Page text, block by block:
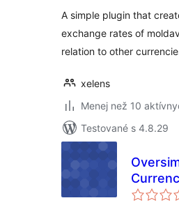
A simple plugin that
exchange rates of
relation to other
xelens
Menej než 10
Testované s 4.8.29